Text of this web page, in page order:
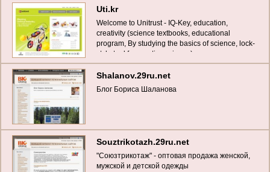
Uti.kr
Welcome to Unitrust - IQ-Key, education,
creativity (science textbooks, educational
program, By studying the basics of science, lock-
style tool for creative science)
Shalanov.29ru.net
Блог Бориса Шаланова
Souztrikotazh.29ru.net
"Союзтрикотаж" - оптовая продажа женской,
мужской и детской одежды